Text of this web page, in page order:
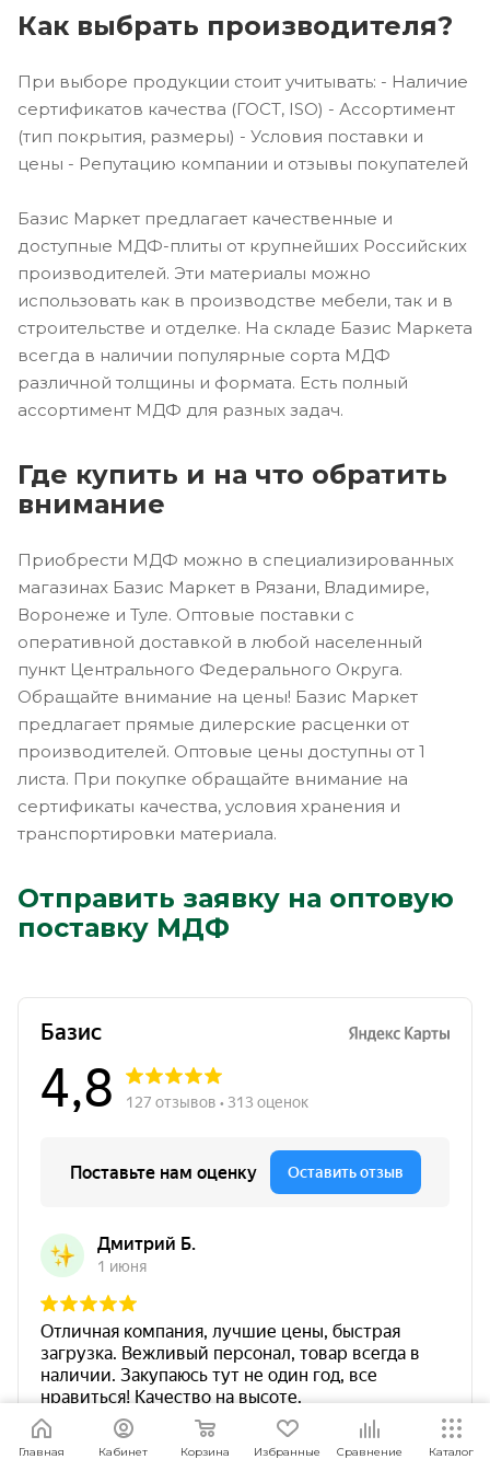
Как выбрать производителя?
При выборе продукции стоит учитывать: - Наличие
сертификатов качества (ГОСТ, ISO) - Ассортимент
(тип покрытия, размеры) - Условия поставки и
цены - Репутацию компании и отзывы покупателей
Базис Маркет предлагает качественные и
доступные МДФ-плиты от крупнейших Российских
производителей. Эти материалы можно
использовать как в производстве мебели, так и в
строительстве и отделке. На складе Базис Маркета
всегда в наличии популярные сорта МДФ
различной толщины и формата. Есть полный
ассортимент МДФ для разных задач.
Где купить и на что обратить
внимание
Приобрести МДФ можно в специализированных
магазинах Базис Маркет в Рязани, Владимире,
Воронеже и Туле. Оптовые поставки с
оперативной доставкой в любой населенный
пункт Центрального Федерального Округа.
Обращайте внимание на цены! Базис Маркет
предлагает прямые дилерские расценки от
производителей. Оптовые цены доступны от 1
листа. При покупке обращайте внимание на
сертификаты качества, условия хранения и
транспортировки материала.
Отправить заявку на оптовую
поставку МДФ
Главная Кабинет Корзина Избранные Сравнение Каталог
Мы используем файлы cookie. Подробнее Я согласен